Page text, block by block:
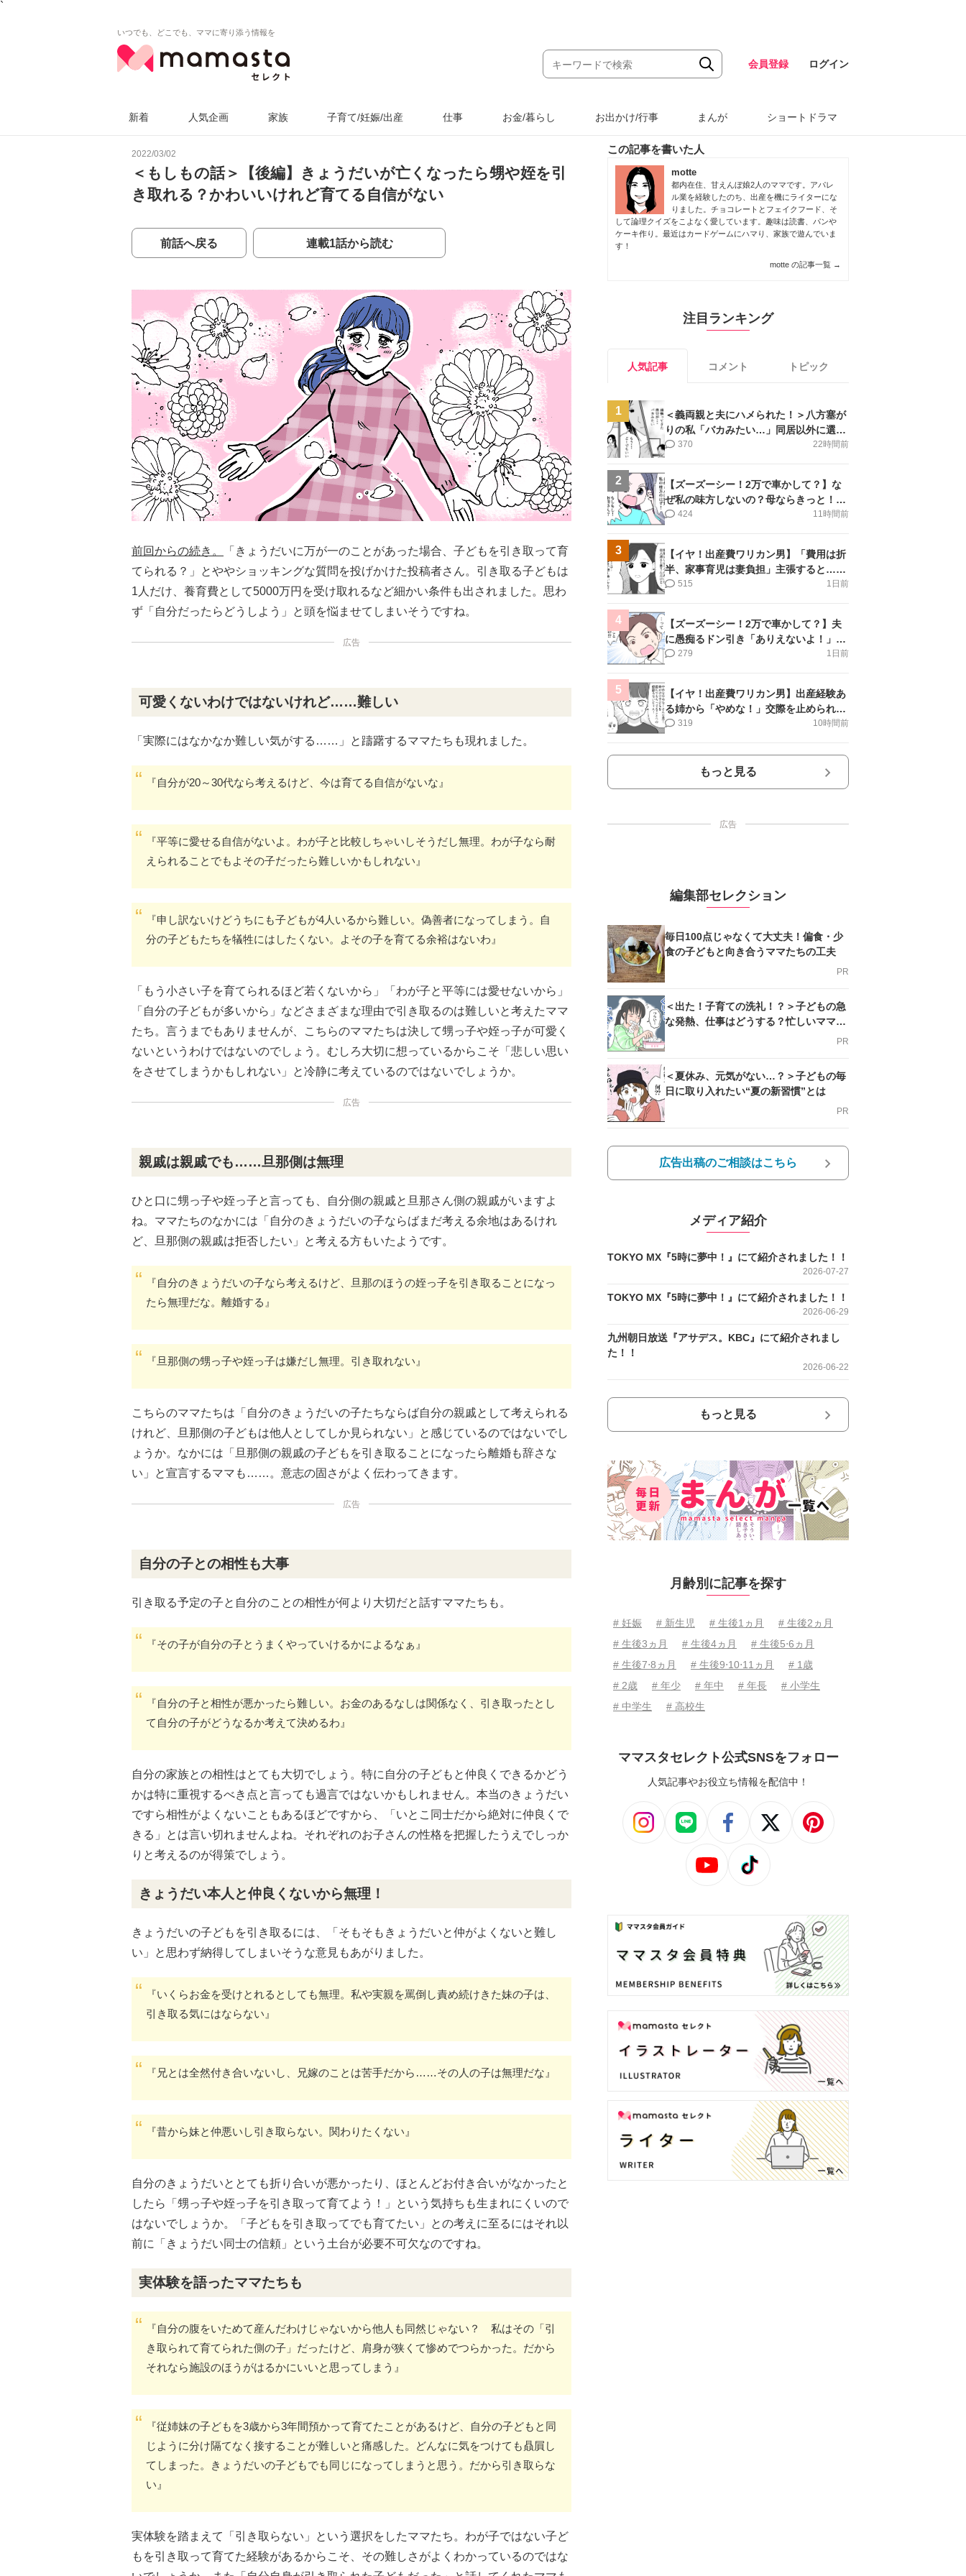
`
いつでも、どこでも、ママに寄り添う情報を
会員登録 ログイン
新着 人気企画 家族 子育て/妊娠/出産 仕事 お金/暮らし お出かけ/行事 まんが ショートドラマ
2022/03/02
＜もしもの話＞【後編】きょうだいが亡くなったら甥や姪を引
き取れる？かわいいけれど育てる自信がない
前話へ戻る 連載1話から読む
前回からの続き。
「きょうだいに万が一のことがあった場合、子どもを引き取って育
てられる？」とややショッキングな質問を投げかけた投稿者さん。引き取る子どもは
1人だけ、養育費として5000万円を受け取れるなど細かい条件も出されました。思わ
ず「自分だったらどうしよう」と頭を悩ませてしまいそうですね。
広告
可愛くないわけではないけれど……難しい
「実際にはなかなか難しい気がする……」と躊躇するママたちも現れました。
『自分が20～30代なら考えるけど、今は育てる自信がないな』
『平等に愛せる自信がないよ。わが子と比較しちゃいしそうだし無理。わが子なら耐
えられることでもよその子だったら難しいかもしれない』
『申し訳ないけどうちにも子どもが4人いるから難しい。偽善者になってしまう。自
分の子どもたちを犠牲にはしたくない。よその子を育てる余裕はないわ』
「もう小さい子を育てられるほど若くないから」「わが子と平等には愛せないから」
「自分の子どもが多いから」などさまざまな理由で引き取るのは難しいと考えたママ
たち。言うまでもありませんが、こちらのママたちは決して甥っ子や姪っ子が可愛く
ないというわけではないのでしょう。むしろ大切に想っているからこそ「悲しい思い
をさせてしまうかもしれない」と冷静に考えているのではないでしょうか。
広告
親戚は親戚でも……旦那側は無理
ひと口に甥っ子や姪っ子と言っても、自分側の親戚と旦那さん側の親戚がいますよ
ね。ママたちのなかには「自分のきょうだいの子ならばまだ考える余地はあるけれ
ど、旦那側の親戚は拒否したい」と考える方もいたようです。
『自分のきょうだいの子なら考えるけど、旦那のほうの姪っ子を引き取ることになっ
たら無理だな。離婚する』
『旦那側の甥っ子や姪っ子は嫌だし無理。引き取れない』
こちらのママたちは「自分のきょうだいの子たちならば自分の親戚として考えられる
けれど、旦那側の子どもは他人としてしか見られない」と感じているのではないでし
ょうか。なかには「旦那側の親戚の子どもを引き取ることになったら離婚も辞さな
い」と宣言するママも……。意志の固さがよく伝わってきます。
広告
自分の子との相性も大事
引き取る予定の子と自分のことの相性が何より大切だと話すママたちも。
『その子が自分の子とうまくやっていけるかによるなぁ』
『自分の子と相性が悪かったら難しい。お金のあるなしは関係なく、引き取ったとし
て自分の子がどうなるか考えて決めるわ』
自分の家族との相性はとても大切でしょう。特に自分の子どもと仲良くできるかどう
かは特に重視するべき点と言っても過言ではないかもしれません。本当のきょうだい
ですら相性がよくないこともあるほどですから、「いとこ同士だから絶対に仲良くで
きる」とは言い切れませんよね。それぞれのお子さんの性格を把握したうえでしっか
りと考えるのが得策でしょう。
きょうだい本人と仲良くないから無理！
きょうだいの子どもを引き取るには、「そもそもきょうだいと仲がよくないと難し
い」と思わず納得してしまいそうな意見もあがりました。
『いくらお金を受けとれるとしても無理。私や実親を罵倒し責め続けきた妹の子は、
引き取る気にはならない』
『兄とは全然付き合いないし、兄嫁のことは苦手だから……その人の子は無理だな』
『昔から妹と仲悪いし引き取らない。関わりたくない』
自分のきょうだいととても折り合いが悪かったり、ほとんどお付き合いがなかったと
したら「甥っ子や姪っ子を引き取って育てよう！」という気持ちも生まれにくいので
はないでしょうか。「子どもを引き取ってでも育てたい」との考えに至るにはそれ以
前に「きょうだい同士の信頼」という土台が必要不可欠なのですね。
実体験を語ったママたちも
『自分の腹をいためて産んだわけじゃないから他人も同然じゃない？ 私はその「引
き取られて育てられた側の子」だったけど、肩身が狭くて惨めでつらかった。だから
それなら施設のほうがはるかにいいと思ってしまう』
『従姉妹の子どもを3歳から3年間預かって育てたことがあるけど、自分の子どもと同
じように分け隔てなく接することが難しいと痛感した。どんなに気をつけても贔屓し
てしまった。きょうだいの子どもでも同じになってしまうと思う。だから引き取らな
い』
実体験を踏まえて「引き取らない」という選択をしたママたち。わが子ではない子ど
もを引き取って育てた経験があるからこそ、その難しさがよくわかっているのではな
この記事を書いた人
motte
都内在住、甘えんぼ娘2人のママです。アパレ
ル業を経験したのち、出産を機にライターにな
りました。チョコレートとフェイクフード、そ
して論理クイズをこよなく愛しています。趣味は読書、パンや
ケーキ作り。最近はカードゲームにハマり、家族で遊んでいま
す！
motte の記事一覧 →
注目ランキング
人気記事 コメント トピック
1
＜義両親と夫にハメられた！＞八方塞が
りの私「バカみたい…」同居以外に選択
肢がない【第5話まんが】
22時間前
370
2
【ズーズーシー！2万で車かして？】な
ぜ私の味方しないの？母ならきっと！＜
第17話＞#4コマ母道場
11時間前
424
3
【イヤ！出産費ワリカン男】「費用は折
半、家事育児は妻負担」主張すると…＜
第11話＞#4コマ母道場
1日前
515
4
【ズーズーシー！2万で車かして？】夫
に愚痴るドン引き「ありえないよ！」＜
第16話＞#4コマ母道場
1日前
279
5
【イヤ！出産費ワリカン男】出産経験あ
る姉から「やめな！」交際を止められ＜
第12話＞#4コマ母道場
10時間前
319
もっと見る
広告
編集部セレクション
毎日100点じゃなくて大丈夫！偏食・少
食の子どもと向き合うママたちの工夫
PR
＜出た！子育ての洗礼！？＞子どもの急
な発熱、仕事はどうする？忙しいママを
PR
＜夏休み、元気がない…？＞子どもの毎
日に取り入れたい“夏の新習慣”とは
PR
広告出稿のご相談はこちら
メディア紹介
TOKYO MX『5時に夢中！』にて紹介されました！！
2026-07-27
TOKYO MX『5時に夢中！』にて紹介されました！！
2026-06-29
九州朝日放送『アサデス。KBC』にて紹介されまし
た！！
2026-06-22
もっと見る
月齢別に記事を探す
# 妊娠 # 新生児 # 生後1ヵ月
# 生後2ヵ月
# 生後3ヵ月
# 生後4ヵ月
# 生後5⋅6ヵ月
# 生後7⋅8ヵ月
# 生後9⋅10⋅11ヵ月
# 1歳
# 2歳
# 年少 # 年中 # 年長
# 小学生
# 中学生
# 高校生
ママスタセレクト公式SNSをフォロー
人気記事やお役立ち情報を配信中！